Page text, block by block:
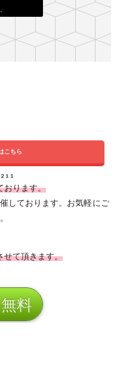
こちら
１１
おります。
しております。お気軽にご
せて頂きます。
料